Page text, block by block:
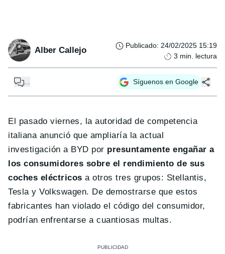
Alber Callejo Publicado: 24/02/2025 15:19
3 min. lectura
... Síguenos en Google
El pasado viernes, la autoridad de competencia
italiana anunció que ampliaría la actual
investigación a BYD por presuntamente engañar a
los consumidores sobre el rendimiento de sus
coches eléctricos a otros tres grupos: Stellantis,
Tesla y Volkswagen. De demostrarse que estos
fabricantes han violado el código del consumidor,
podrían enfrentarse a cuantiosas multas.